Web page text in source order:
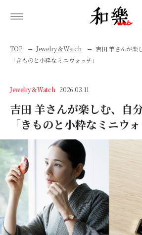
TOP Jewelry＆Watch
吉田 羊さんが楽
「きものと小粋なミニウォッチ」
Jewelry＆Watch 2026.03.11
吉田 羊さんが楽しむ、自
「きものと小粋なミニウォ